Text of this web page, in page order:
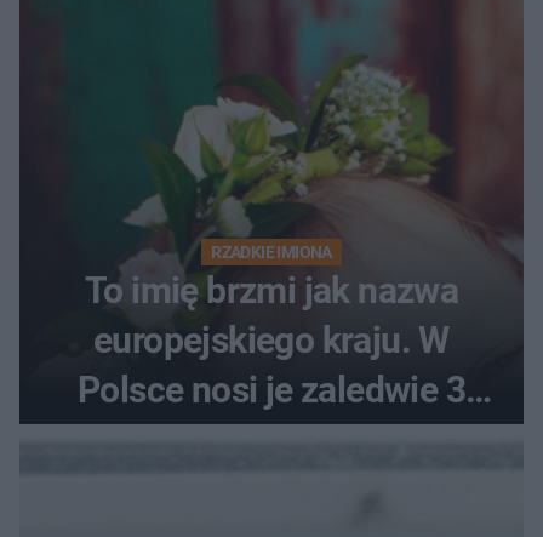
RZADKIE IMIONA
To imię brzmi jak nazwa
europejskiego kraju. W
Polsce nosi je zaledwie 3
kobiety